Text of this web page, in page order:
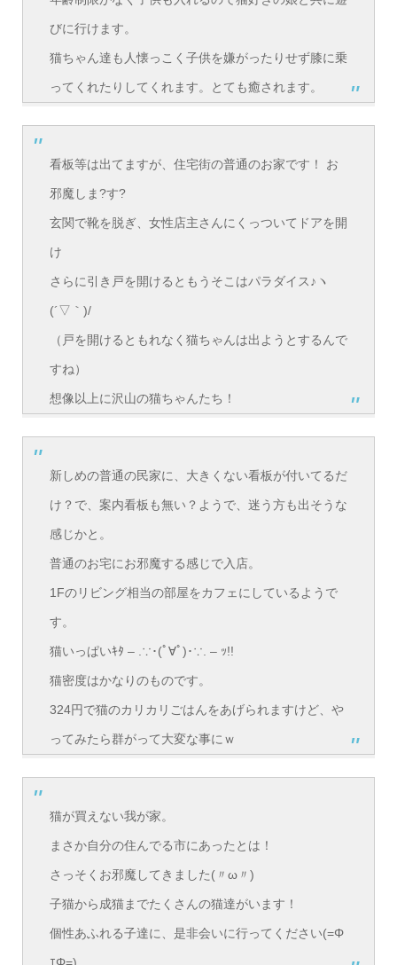
びに行けます。
猫ちゃん達も人懐っこく子供を嫌がったりせず膝に乗
ってくれたりしてくれます。とても癒されます。
看板等は出てますが、住宅街の普通のお家です！ お
邪魔しま?す?
玄関で靴を脱ぎ、女性店主さんにくっついてドアを開
け
さらに引き戸を開けるともうそこはパラダイス♪ヽ
(´▽｀)/
（戸を開けるともれなく猫ちゃんは出ようとするんで
すね）
想像以上に沢山の猫ちゃんたち！
新しめの普通の民家に、大きくない看板が付いてるだ
け？で、案内看板も無い？ようで、迷う方も出そうな
感じかと。
普通のお宅にお邪魔する感じで入店。
1Fのリビング相当の部屋をカフェにしているようで
す。
猫いっぱいｷﾀ – .∵･(ﾟ∀ﾟ)･∵. – ｯ!!
猫密度はかなりのものです。
324円で猫のカリカリごはんをあげられますけど、や
ってみたら群がって大変な事にｗ
猫が買えない我が家。
まさか自分の住んでる市にあったとは！
さっそくお邪魔してきました(〃ω〃)
子猫から成猫までたくさんの猫達がいます！
個性あふれる子達に、是非会いに行ってください(=Φ